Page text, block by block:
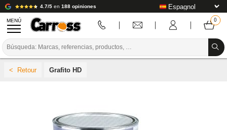
4.7/5 en 188 opiniones
MENÚ
PREPARACIÓN / PINTURA / ACABADO
Grafito HD